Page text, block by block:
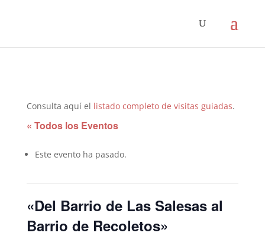
Consulta aquí el listado completo de visitas guiadas.
« Todos los Eventos
Este evento ha pasado.
«Del Barrio de Las Salesas al
Barrio de Recoletos»